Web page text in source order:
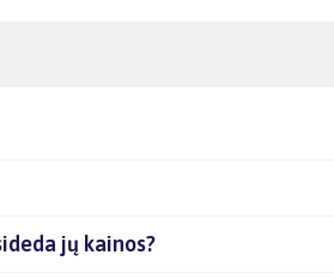
jų kainos?